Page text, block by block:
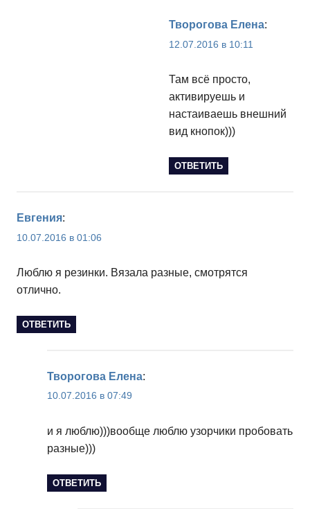
Творогова Елена:
12.07.2016 в 10:11
Там всё просто,
активируешь и
настаиваешь внешний
вид кнопок)))
ОТВЕТИТЬ
Евгения:
10.07.2016 в 01:06
Люблю я резинки. Вязала разные, смотрятся
отлично.
ОТВЕТИТЬ
Творогова Елена:
10.07.2016 в 07:49
и я люблю)))вообще люблю узорчики пробовать
разные)))
ОТВЕТИТЬ